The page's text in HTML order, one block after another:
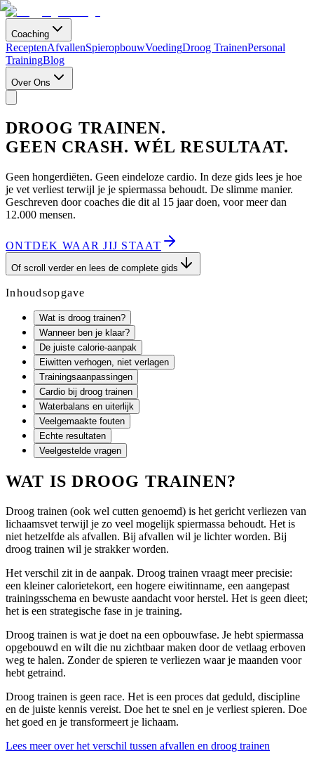
Coaching
ReceptenAfvallenSpieropbouwVoedingDroog TrainenPersonal
TrainingBlog
Over Ons
DROOG TRAINEN.
GEEN CRASH. WÉL RESULTAAT.
Geen hongerdiëten. Geen eindeloze cardio. In deze gids lees je hoe
je vet verliest terwijl je je spiermassa behoudt. De slimme manier.
Geschreven door coaches die dit al 15 jaar doen, voor meer dan
12.000 mensen.
ONTDEK WAAR JIJ STAAT
Of scroll verder en lees de complete gids
Inhoudsopgave
Wat is droog trainen?
Wanneer ben je klaar?
De juiste calorie-aanpak
Eiwitten verhogen, niet verlagen
Trainingsaanpassingen
Cardio bij droog trainen
Waterbalans en uiterlijk
Veelgemaakte fouten
Echte resultaten
Veelgestelde vragen
WAT IS DROOG TRAINEN?
Droog trainen (ook wel cutten genoemd) is het gericht verliezen van
lichaamsvet terwijl je zo veel mogelijk spiermassa behoudt. Het is
niet hetzelfde als afvallen. Bij afvallen wil je lichter worden. Bij
droog trainen wil je strakker worden.
Het verschil zit in de aanpak. Droog trainen vraagt meer precisie:
een kleiner calorietekort, een hogere eiwitinname, een aangepast
trainingsschema en bewuste aandacht voor herstel. Het is geen dieet;
het is een strategische fase in je training.
Droog trainen is wat je doet na een opbouwfase. Je hebt spiermassa
opgebouwd en wilt die nu zichtbaar maken door de vetlaag erboven
weg te halen. Zonder de spieren te verliezen waar je maanden voor
hebt getraind.
Droog trainen is geen race. Het is een proces dat geduld, discipline
en de juiste kennis vereist. Doe het te snel en je verliest spieren. Doe
het goed en je transformeert je lichaam.
Lees meer over het verschil tussen afvallen en droog trainen